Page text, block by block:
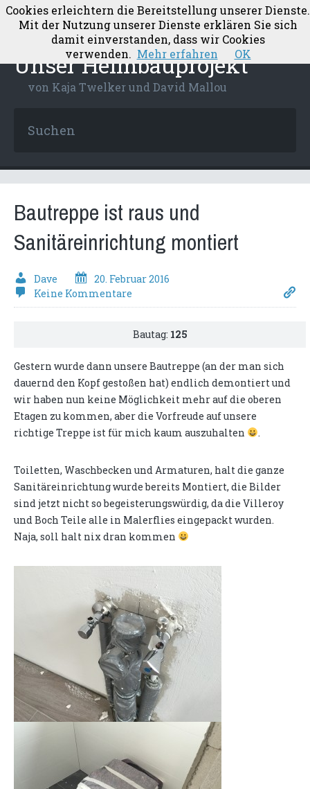
Unser Heimbauprojekt
von Kaja Twelker und David Mallou
Bautreppe ist raus und
Sanitäreinrichtung montiert
Dave
20. Februar 2016
Keine Kommentare
Bautag: 125
Gestern wurde dann unsere Bautreppe (an der man sich
dauernd den Kopf gestoßen hat) endlich demontiert und
wir haben nun keine Möglichkeit mehr auf die oberen
Etagen zu kommen, aber die Vorfreude auf unsere
richtige Treppe ist für mich kaum auszuhalten
.
Toiletten, Waschbecken und Armaturen, halt die ganze
Sanitäreinrichtung wurde bereits Montiert, die Bilder
sind jetzt nicht so begeisterungswürdig, da die Villeroy
und Boch Teile alle in Malerflies eingepackt wurden.
Naja, soll halt nix dran kommen
Cookies erleichtern die Bereitstellung unserer Dienste.
Mit der Nutzung unserer Dienste erklären Sie sich
damit einverstanden, dass wir Cookies
verwenden. Mehr erfahren OK